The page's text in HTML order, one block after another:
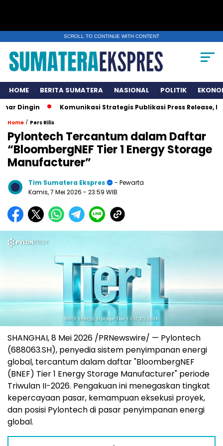
SCROLL TO CONTINUE WITH CONTENT
HOME BERITA SUMATERA NASIONAL POLITIK
Komunikasi Strategis Publikasi Press Release, Kunci
Home / Pers Rilis
Pylontech Tercantum dalam Daftar
“BloombergNEF Tier 1 Energy Storage
Manufacturer”
Tim Sumatera Ekspres
- Pewarta
Kamis, 7 Mei 2026 - 23:59 WIB
SHANGHAI,8 Mei 2026 /PRNewswire/ — Pylontech
(688063.SH), penyedia sistem penyimpanan energi
global, tercantum dalam daftar "BloombergNEF
(BNEF) Tier 1 Energy Storage Manufacturer" periode
Triwulan II-2026. Pengakuan ini menegaskan tingkat
kepercayaan pasar, kemampuan eksekusi proyek,
dan posisi Pylontech di pasar penyimpanan energi
global.